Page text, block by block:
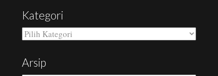
Kategori
Kategori
Arsip